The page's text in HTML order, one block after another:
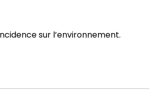
sur l’environnement.